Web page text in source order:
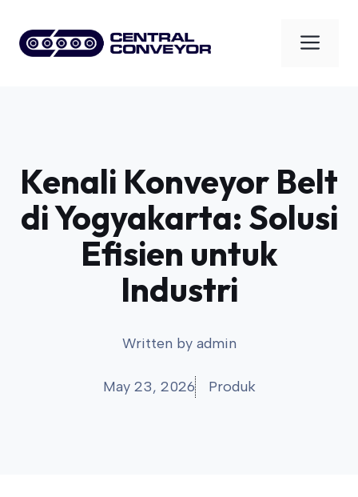
content
Kenali Konveyor Belt
di Yogyakarta: Solusi
Efisien untuk
Industri
Written by admin
May 23, 2026 Produk